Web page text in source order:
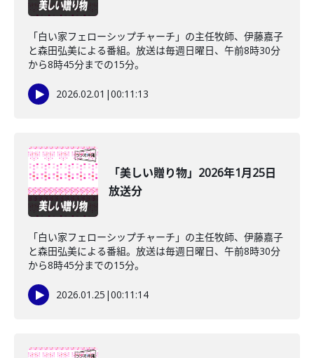
「白い家フェローシップチャーチ」の主任牧師、伊藤嘉子
と森田弘美による番組。放送は毎週日曜日、午前8時30分
から8時45分までの15分。
2026.02.01 |00:11:13
「美しい贈り物」2026年1月25日
放送分
「白い家フェローシップチャーチ」の主任牧師、伊藤嘉子
と森田弘美による番組。放送は毎週日曜日、午前8時30分
から8時45分までの15分。
2026.01.25 |00:11:14